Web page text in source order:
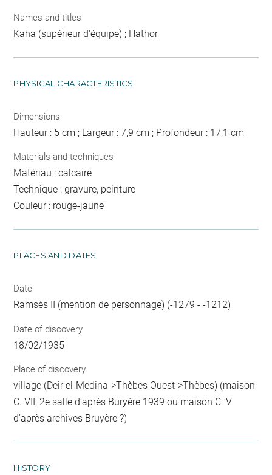
Names and titles
Kaha (supérieur d'équipe) ; Hathor
PHYSICAL CHARACTERISTICS
Dimensions
Hauteur : 5 cm ; Largeur : 7,9 cm ; Profondeur : 17,1 cm
Materials and techniques
Matériau : calcaire
Technique : gravure, peinture
Couleur : rouge-jaune
PLACES AND DATES
Date
Ramsès II (mention de personnage) (-1279 - -1212)
Date of discovery
18/02/1935
Place of discovery
village (Deir el-Medina->Thèbes Ouest->Thèbes) (maison
C. VII, 2e salle d'après Buryère 1939 ou maison C. V
d'après archives Bruyère ?)
HISTORY